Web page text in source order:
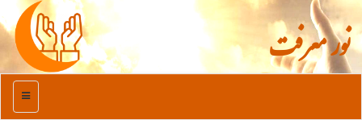
نور معرفت
منو